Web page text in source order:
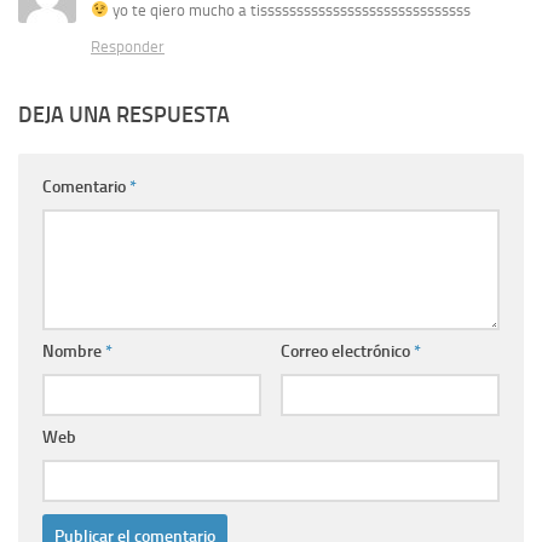
yo te qiero mucho a tisssssssssssssssssssssssssssss
Responder
DEJA UNA RESPUESTA
Comentario*
Nombre* Correo electrónico*
Web